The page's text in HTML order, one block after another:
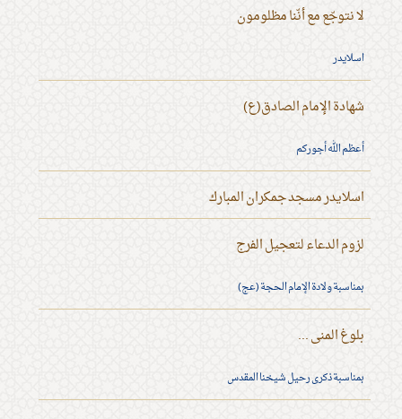
لا نتوجّع مع أنّنا مظلومون
اسلايدر
شهادة الإمام الصادق(ع)
أعظم الله أجوركم
اسلايدر مسجد جمكران المبارك
لزوم الدعاء لتعجيل الفرج
بمناسبة ولادة الإمام الحجة (عج)
بلوغ المنى ...
بمناسبة ذكرى رحيل شيخنا المقدس